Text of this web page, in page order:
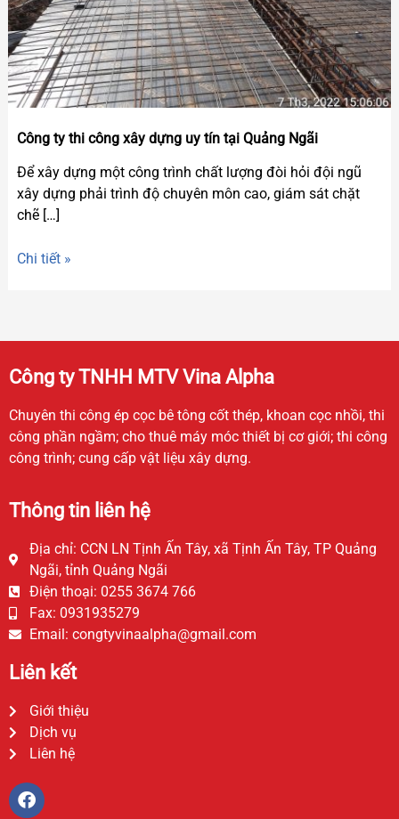
Công ty thi công xây dựng uy tín tại Quảng Ngãi
Để xây dựng một công trình chất lượng đòi hỏi đội ngũ
xây dựng phải trình độ chuyên môn cao, giám sát chặt
chẽ […]
tín
tại
Quảng
Ngãi
Chi tiết »
Công ty TNHH MTV Vina Alpha
Chuyên thi công ép cọc bê tông cốt thép, khoan cọc nhồi, thi
công phần ngầm; cho thuê máy móc thiết bị cơ giới; thi công
công trình; cung cấp vật liệu xây dựng.
Thông tin liên hệ
Địa chỉ: CCN LN Tịnh Ấn Tây, xã Tịnh Ấn Tây, TP Quảng
Ngãi, tỉnh Quảng Ngãi
Điện thoại: 0255 3674 766
Fax: 0931935279
Email: congtyvinaalpha@gmail.com
Liên kết
Giới thiệu
Dịch vụ
Liên hệ
F
a